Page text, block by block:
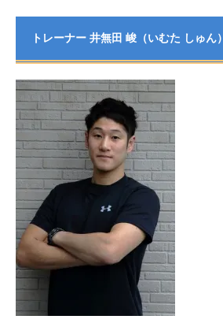
トレーナー 井無田 峻（いむた しゅん）